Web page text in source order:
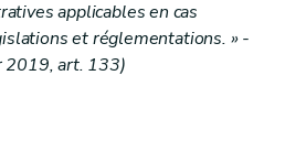
applicables en cas
et réglementations. » -
2019, art. 133)